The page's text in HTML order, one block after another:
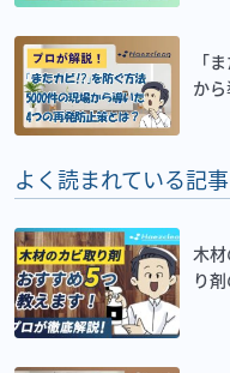
「
か
よく読まれている記事
木
り